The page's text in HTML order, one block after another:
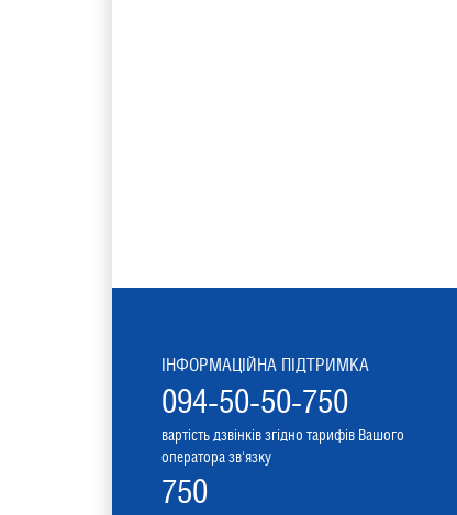
ІНФОРМАЦІЙНА ПІДТРИМКА
094-50-50-750
вартість дзвінків згідно тарифів Вашого
оператора зв'язку
750